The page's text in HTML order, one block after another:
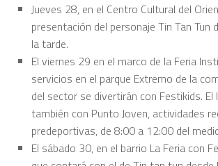
Jueves 28, en el Centro Cultural del
presentación del personaje Tin Tan Tun
la tarde.
El viernes 29 en el marco de la Feria
servicios en el parque Extremo de la
del sector se divertirán con Festikids. El
también con Punto Joven, actividades
predeportivas, de 8:00 a 12:00 del
El sábado 30, en el barrio La Feria con